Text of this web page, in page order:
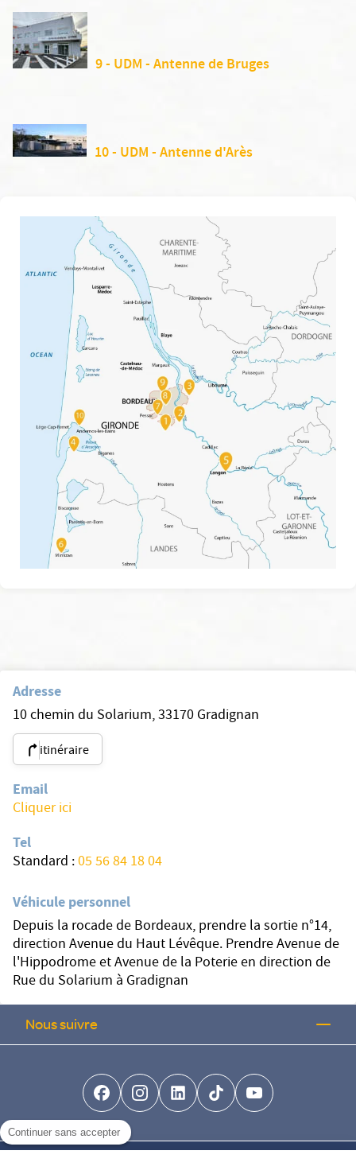
Continuer sans accepter
9 - UDM - Antenne de Bruges
10 - UDM - Antenne d'Arès
Adresse
10 chemin du Solarium, 33170 Gradignan
itinéraire
Email
Cliquer ici
Tel
Standard :05 56 84 18 04
Véhicule personnel
Depuis la rocade de Bordeaux, prendre la sortie n°14,
direction Avenue du Haut Lévêque. Prendre Avenue de
l'Hippodrome et Avenue de la Poterie en direction de
Rue du Solarium à Gradignan
Nous suivre
facebook-brands
instagramlinkedin-brands
tiktok-brands
youtube